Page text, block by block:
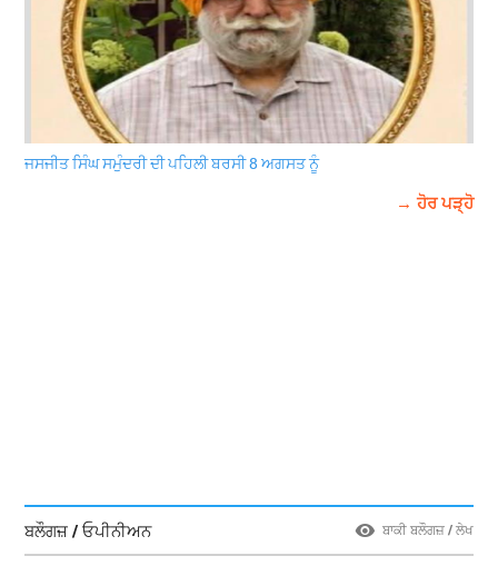
ਜਸਜੀਤ ਸਿੰਘ ਸਮੁੰਦਰੀ ਦੀ ਪਹਿਲੀ ਬਰਸੀ 8 ਅਗਸਤ ਨੂੰ
→ ਹੋਰ ਪੜ੍ਹੋ
ਬਲੌਗਜ਼ / ਓਪੀਨੀਅਨ ਬਾਕੀ ਬਲੌਗਜ਼ / ਲੇਖ